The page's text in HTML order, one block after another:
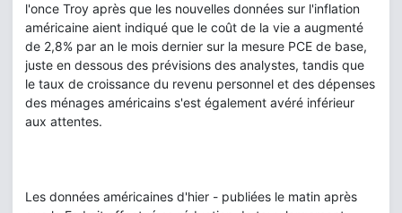
l'once Troy après que les nouvelles données sur l'inflation
américaine aient indiqué que le coût de la vie a augmenté
de 2,8% par an le mois dernier sur la mesure PCE de base,
juste en dessous des prévisions des analystes, tandis que
le taux de croissance du revenu personnel et des dépenses
des ménages américains s'est également avéré inférieur
aux attentes.
Les données américaines d'hier - publiées le matin après